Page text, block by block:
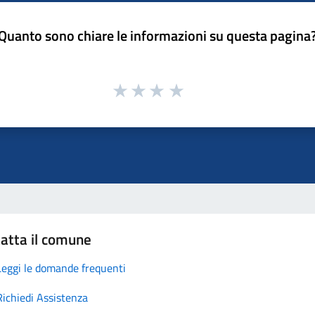
sono chiare le informazioni su questa
il comune
le domande frequenti
Assistenza